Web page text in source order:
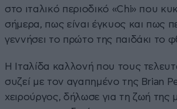
στο ιταλικό περιοδικό «Chi» που
σήμερα, πως είναι έγκυος και πως
γεννήσει το πρώτο της παιδάκι το
Η Ιταλίδα καλλονή που τους
συζεί με τον αγαπημένο της Brian
χειρούργος, δήλωσε για τη ζωή